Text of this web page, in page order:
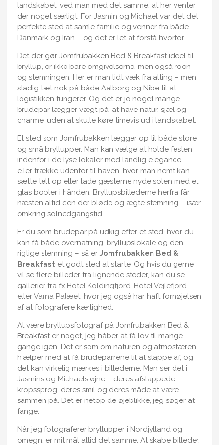
landskabet, ved man med det samme, at her venter
der noget særligt. For Jasmin og Michael var det det
perfekte sted at samle familie og venner fra både
Danmark og Iran – og det er let at forstå hvorfor.
Det der gør Jomfrubakken Bed & Breakfast ideel til
bryllup, er ikke bare omgivelserne, men også roen
og stemningen. Her er man lidt væk fra alting – men
stadig tæt nok på både Aalborg og Nibe til at
logistikken fungerer. Og det er jo noget mange
brudepar lægger vægt på: at have natur, sjæl og
charme, uden at skulle køre timevis ud i landskabet.
Et sted som Jomfrubakken lægger op til både store
og små bryllupper. Man kan vælge at holde festen
indenfor i de lyse lokaler med landlig elegance –
eller trække udenfor til haven, hvor man nemt kan
sætte telt op eller lade gæsterne nyde solen med et
glas bobler i hånden. Bryllupsbillederne herfra får
næsten altid den der bløde og ægte stemning – især
omkring solnedgangstid.
Er du som brudepar på udkig efter et sted, hvor du
kan få både overnatning, bryllupslokale og den
rigtige stemning – så er Jomfrubakken Bed &
Breakfast et godt sted at starte. Og hvis du gerne
vil se flere billeder fra lignende steder, kan du se
gallerier fra fx Hotel Koldingfjord, Hotel Vejlefjord
ellerVarna Palæet, hvor jeg også har haft fornøjelsen
af at fotografere kærlighed.
At være bryllupsfotograf på Jomfrubakken Bed &
Breakfast er noget, jeg håber at få lov til mange
gange igen. Det er som om naturen og atmosfæren
hjælper med at få brudeparrene til at slappe af, og
det kan virkelig mærkes i billederne. Man ser det i
Jasmins og Michaels øjne – deres afslappede
kropssprog, deres smil og deres måde at være
sammen på. Det er netop de øjeblikke, jeg søger at
fange.
Når jeg fotograferer bryllupper i Nordjylland og
omegn, er mit mål altid det samme: At skabe billeder,